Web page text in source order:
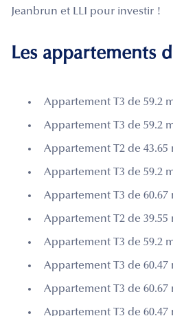
Jeanbrun et LLI pour investir !
Les appartements
Appartement T3 de 59.2
Appartement T3 de 59.2
Appartement T2 de 43.65
Appartement T3 de 59.2
Appartement T3 de 60.67
Appartement T2 de 39.55
Appartement T3 de 59.2
Appartement T3 de 60.47
Appartement T3 de 60.67
Appartement T3 de 60.47